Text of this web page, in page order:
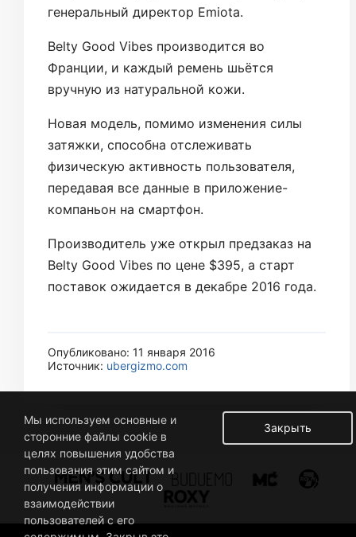
генеральный директор Emiota.
Belty Good Vibes производится во
Франции, и каждый ремень шьётся
вручную из натуральной кожи.
Новая модель, помимо изменения силы
затяжки, способна отслеживать
физическую активность пользователя,
передавая все данные в приложение-
компаньон на смартфон.
Производитель уже открыл предзаказ на
Belty Good Vibes по цене $395, а старт
поставок ожидается в декабре 2016 года.
Опубликовано: 11 января 2016
Источник: ubergizmo.com
Закрыть
Мы используем основные и
сторонние файлы cookie в
целях повышения удобства
пользования этим сайтом и
получения информации о
взаимодействии
пользователей с его